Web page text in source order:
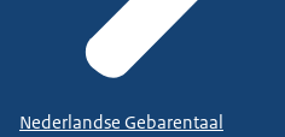
Nederlandse Gebarentaal